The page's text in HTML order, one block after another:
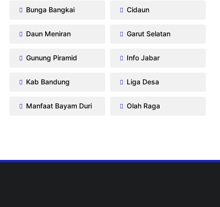
Bunga Bangkai Cidaun
Daun Meniran Garut Selatan
Gunung Piramid Info Jabar
Kab Bandung Liga Desa
Manfaat Bayam Duri Olah Raga